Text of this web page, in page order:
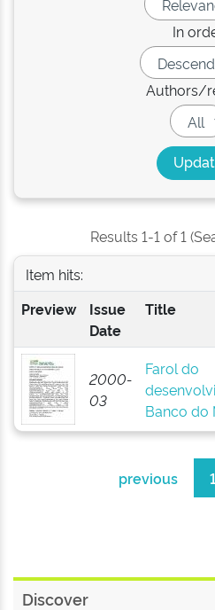
In
Authors/
Results 1-1 of 1
Item hits:
Preview
Issue
Date
Title
2000-
03
Farol do
Banco do
previous 1
Discover